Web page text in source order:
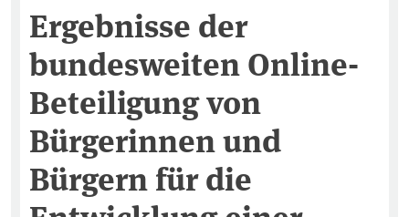
Ergebnisse der
bundesweiten Online-
Beteiligung von
Bürgerinnen und
Bürgern für die